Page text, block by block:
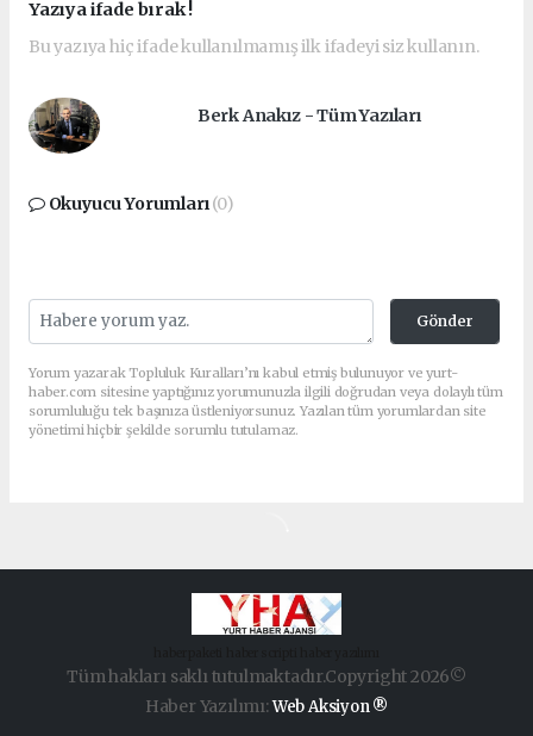
Yazıya ifade bırak !
Bu yazıya hiç ifade kullanılmamış ilk ifadeyi siz kullanın.
Berk Anakız - Tüm Yazıları
Okuyucu Yorumları(0)
Gönder
Yorum yazarak Topluluk Kuralları’nı kabul etmiş bulunuyor ve yurt-
haber.com sitesine yaptığınız yorumunuzla ilgili doğrudan veya dolaylı tüm
sorumluluğu tek başınıza üstleniyorsunuz. Yazılan tüm yorumlardan site
yönetimi hiçbir şekilde sorumlu tutulamaz.
Tüm hakları saklı tutulmaktadır.Copyright 2026©
Haber Yazılımı:Web Aksiyon ®